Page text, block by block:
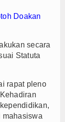
Doakan
secara
Statuta
rapat pleno
mahasiswa